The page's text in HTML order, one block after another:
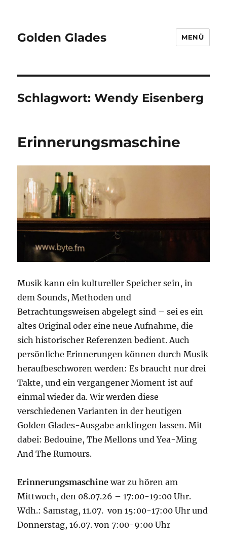
Golden Glades MENÜ
Schlagwort:Wendy Eisenberg
Erinnerungsmaschine
Musik kann ein kultureller Speicher sein, in
dem Sounds, Methoden und
Betrachtungsweisen abgelegt sind – sei es ein
altes Original oder eine neue Aufnahme, die
sich historischer Referenzen bedient. Auch
persönliche Erinnerungen können durch Musik
heraufbeschworen werden: Es braucht nur drei
Takte, und ein vergangener Moment ist auf
einmal wieder da. Wir werden diese
verschiedenen Varianten in der heutigen
Golden Glades-Ausgabe anklingen lassen. Mit
dabei: Bedouine, The Mellons und Yea-Ming
And The Rumours.
Erinnerungsmaschine war zu hören am
Mittwoch, den 08.07.26 – 17:00-19:00 Uhr.
Wdh.: Samstag, 11.07. von 15:00-17:00 Uhr und
Donnerstag, 16.07. von 7:00-9:00 Uhr